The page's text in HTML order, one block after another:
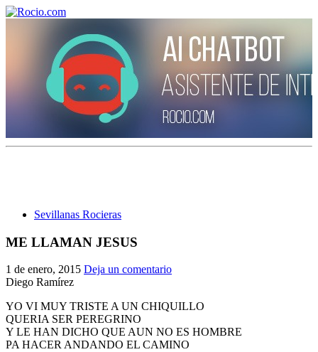
Sevillanas Rocieras
ME LLAMAN JESUS
1 de enero, 2015 Deja un comentario
Diego Ramírez
YO VI MUY TRISTE A UN CHIQUILLO
QUERIA SER PEREGRINO
Y LE HAN DICHO QUE AUN NO ES HOMBRE
PA HACER ANDANDO EL CAMINO
¿Cuántas hermandades participan en la romería?
¿Cuándo se construyó la primera ermita?
El traslado cada siete años